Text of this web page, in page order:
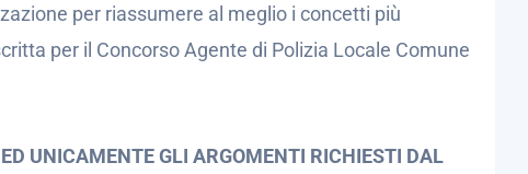
per riassumere al meglio i concetti più
per il Concorso Agente di Polizia Locale Comune
UNICAMENTE GLI ARGOMENTI RICHIESTI DAL